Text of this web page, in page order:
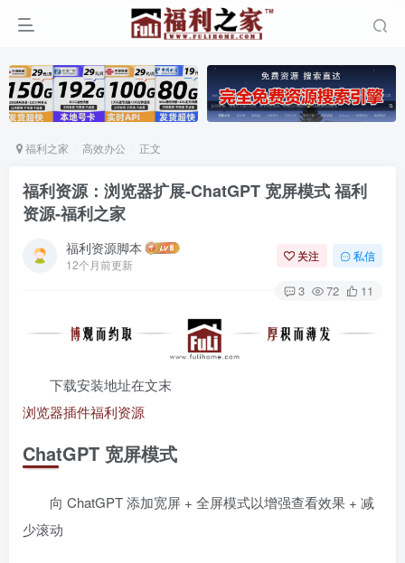
福利之家 高效办公 正文
福利资源：浏览器扩展-ChatGPT 宽屏模式 ️福利
资源-福利之家
福利资源脚本
12个月前更新
关注 私信
3 72 11
下载安装地址在文末
浏览器插件福利资源
ChatGPT 宽屏模式 ️
向 ChatGPT 添加宽屏 + 全屏模式以增强查看效果 + 减
少滚动